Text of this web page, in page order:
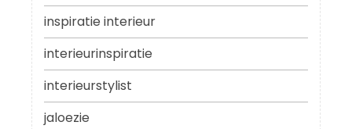
inspiratie interieur
interieurinspiratie
interieurstylist
jaloezie